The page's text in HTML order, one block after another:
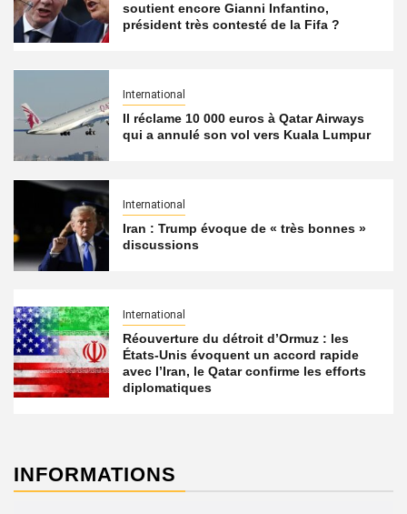
soutient encore Gianni Infantino,
président très contesté de la Fifa ?
International
Il réclame 10 000 euros à Qatar Airways
qui a annulé son vol vers Kuala Lumpur
International
Iran : Trump évoque de « très bonnes »
discussions
International
Réouverture du détroit d’Ormuz : les
États-Unis évoquent un accord rapide
avec l’Iran, le Qatar confirme les efforts
diplomatiques
INFORMATIONS